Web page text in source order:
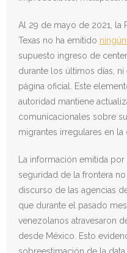
Al 29 de mayo de 2021, la
Texas no ha emitido ningún
supuesto ingreso de
durante los últimos días,
página oficial. Este
autoridad mantiene
comunicacionales sobre
migrantes irregulares en la
La información emitida
seguridad de la frontera
discurso de las agencias
que durante el pasado
venezolanos atravesaron
desde México. Esto
sobreestimación de la